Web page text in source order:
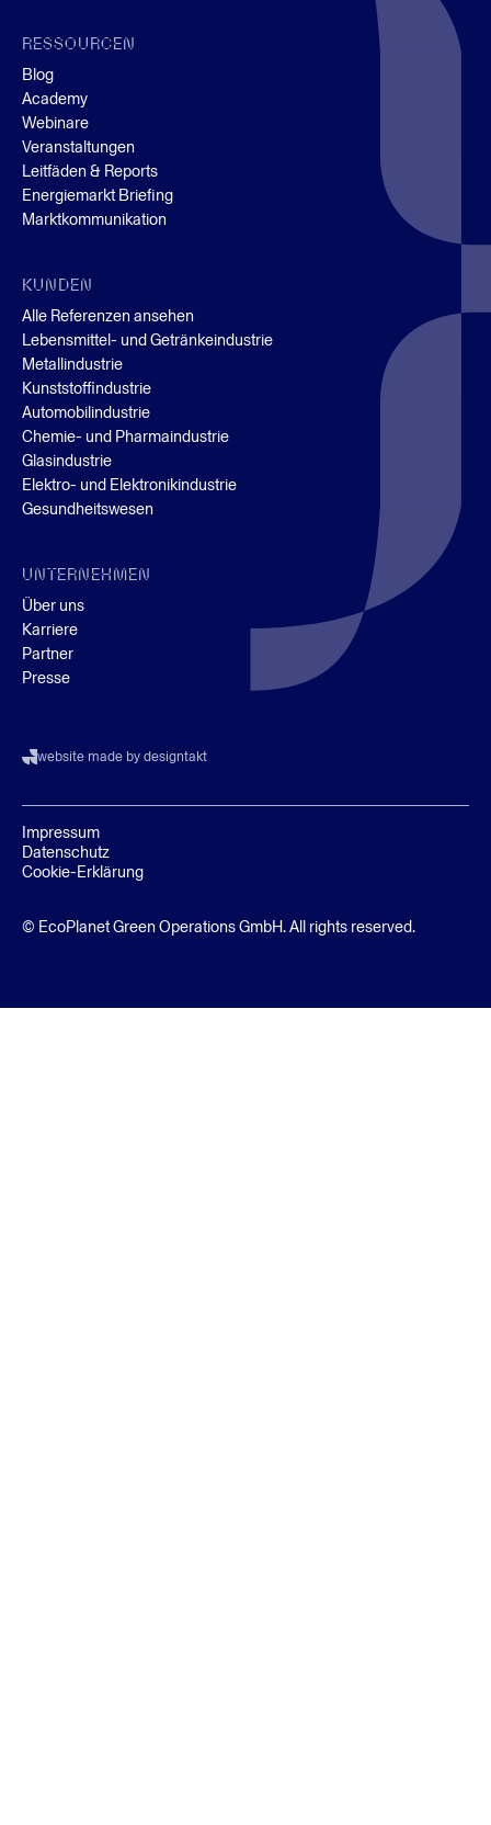
RESSOURCEN
Blog
Academy
Webinare
Veranstaltungen
Leitfäden & Reports
Energiemarkt Briefing
Marktkommunikation
KUNDEN
Alle Referenzen ansehen
Lebensmittel- und Getränkeindustrie
Metallindustrie
Kunststoffindustrie
Automobilindustrie
Chemie- und Pharmaindustrie
Glasindustrie
Elektro- und Elektronikindustrie
Gesundheitswesen
UNTERNEHMEN
Über uns
Karriere
Partner
Presse
website made by designtakt
© EcoPlanet Green Operations GmbH. All rights reserved.
Impressum
Datenschutz
Cookie-Erklärung